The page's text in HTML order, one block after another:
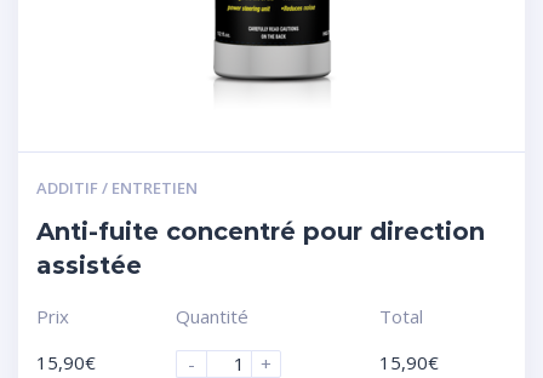
ADDITIF / ENTRETIEN
Anti-fuite concentré pour direction
assistée
Prix
15,90€
Quantité
-
+
Total
15,90€